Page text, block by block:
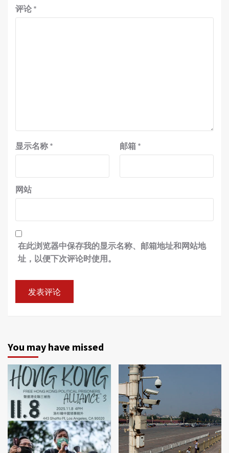
评论 *
显示名称 * 邮箱 *
网站
在此浏览器中保存我的显示名称、邮箱地址和网站地
址，以便下次评论时使用。
You may have missed